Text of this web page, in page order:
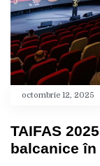
octombrie 12, 2025
TAIFAS
balcanice